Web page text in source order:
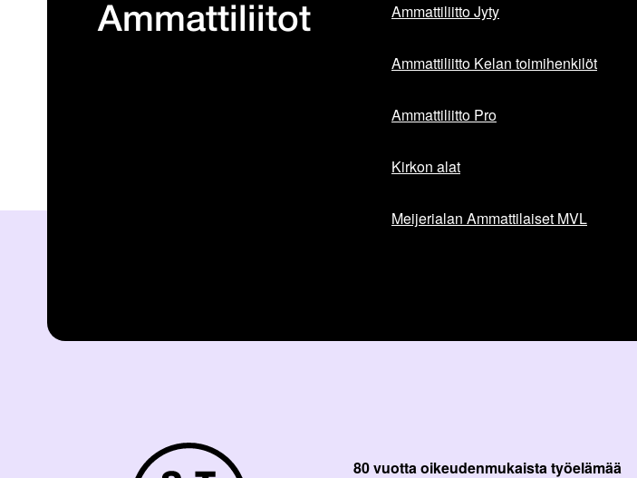
Ammattiliitot Ammattiliitto Jyty
Ammattiliitto Kelan toimihenkilöt
Ammattiliitto Pro
Kirkon alat
Meijerialan Ammattilaiset MVL
80 vuotta oikeudenmukaista työelämää